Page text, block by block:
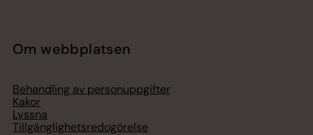
Om webbplatsen
Behandling av personuppgifter
Kakor
Lyssna
Tillgänglighetsredogörelse